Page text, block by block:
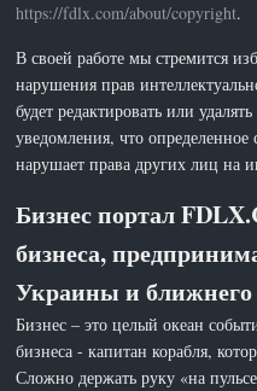
https://fdlx.com/about/copyright.
В своей работе мы стремится
нарушения прав
будет редактировать или
уведомления, что
нарушает права других лиц на
Бизнес портал
бизнеса,
Украины и ближнего
Бизнес – это целый океан
бизнеса - капитан корабля,
Сложно держать руку «на